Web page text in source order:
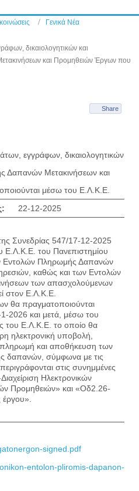
Γενικά Νέα
δικαιολογητικών και
και Προμηθειών Έργων που
Share
εγγράφων, δικαιολογητικών
Δαπανών Μετακινήσεων και
μέσω του Ε.Λ.Κ.Ε.
22-12-2025
Συνεδρίας 547/17-12-2025
Ε.Λ.Κ.Ε. του Πανεπιστημίου
Εντολών Πληρωμής Δαπανών
καθώς και των Εντολών
των απασχολούμενων
στον Ε.Λ.Κ.Ε.
θα πραγματοποιούνται
2026 και μετά, μέσω του
του Ε.Λ.Κ.Ε. το οποίο θα
ηλεκτρονική υποβολή,
πληρωμή και αποθήκευση των
δαπανών, σύμφωνα με τις
στις συνημμένες
Ηλεκτρονικών
Προμηθειών» και «Οδ2.26-
signed.pdf
entolon-pliromis-dapanon-